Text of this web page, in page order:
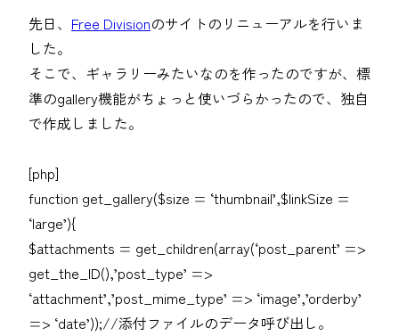
先日、 Free Divisionのサイトのリニューアルを行いま
した。
そこで、ギャラリーみたいなのを作ったのですが、標
準のgallery機能がちょっと使いづらかったので、独自
で作成しました。
[php]
function get_gallery($size = ‘thumbnail’,$linkSize =
‘large’){
$attachments = get_children(array(‘post_parent’ =>
get_the_ID(),’post_type’ =>
‘attachment’,’post_mime_type’ => ‘image’,’orderby’
=> ‘date’));//添付ファイルのデータ呼び出し。